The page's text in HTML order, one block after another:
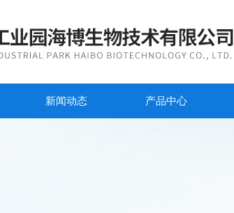
新闻动态 产品中心